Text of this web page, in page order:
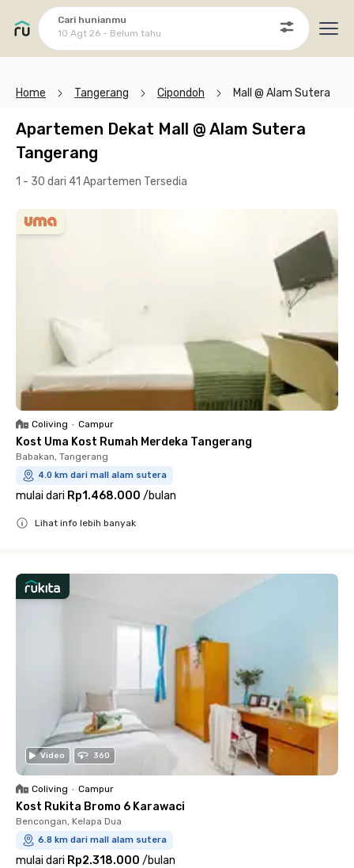
Cari hunianmu
10 Agt 26 - Belum tahu
Home Tangerang Cipondoh Mall @ Alam Sutera
Apartemen Dekat Mall @ Alam Sutera
Tangerang
1 - 30 dari 41 Apartemen Tersedia
Coliving • Campur
Kost Uma Kost Rumah Merdeka Tangerang
Babakan, Tangerang
4.0 km dari mall alam sutera
mulai dari Rp1.468.000 /bulan
Lihat info lebih banyak
Video 360
Coliving • Campur
Kost Rukita Bromo 6 Karawaci
Bencongan, Kelapa Dua
6.8 km dari mall alam sutera
mulai dari Rp2.318.000 /bulan